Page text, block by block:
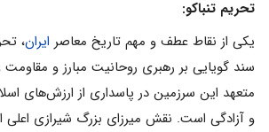
تحریم تنباکو:
یکی از نقاط عطف و مهم تاریخ معاصر ایران،
سند گویایی بر رهبری روحانیت مبارز و
متعهد این سرزمین در پاسداری از ارزش‌های
و آزادگی است. نقش میرزای بزرگ شیرازی اعلی